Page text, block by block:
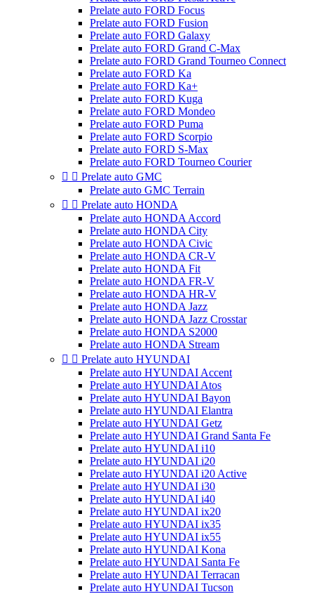
Prelate auto FORD Focus
Prelate auto FORD Fusion
Prelate auto FORD Galaxy
Prelate auto FORD Grand C-Max
Prelate auto FORD Grand Tourneo Connect
Prelate auto FORD Ka
Prelate auto FORD Ka+
Prelate auto FORD Kuga
Prelate auto FORD Mondeo
Prelate auto FORD Puma
Prelate auto FORD Scorpio
Prelate auto FORD S-Max
Prelate auto FORD Tourneo Courier
  Prelate auto GMC
Prelate auto GMC Terrain
  Prelate auto HONDA
Prelate auto HONDA Accord
Prelate auto HONDA City
Prelate auto HONDA Civic
Prelate auto HONDA CR-V
Prelate auto HONDA Fit
Prelate auto HONDA FR-V
Prelate auto HONDA HR-V
Prelate auto HONDA Jazz
Prelate auto HONDA Jazz Crosstar
Prelate auto HONDA S2000
Prelate auto HONDA Stream
  Prelate auto HYUNDAI
Prelate auto HYUNDAI Accent
Prelate auto HYUNDAI Atos
Prelate auto HYUNDAI Bayon
Prelate auto HYUNDAI Elantra
Prelate auto HYUNDAI Getz
Prelate auto HYUNDAI Grand Santa Fe
Prelate auto HYUNDAI i10
Prelate auto HYUNDAI i20
Prelate auto HYUNDAI i20 Active
Prelate auto HYUNDAI i30
Prelate auto HYUNDAI i40
Prelate auto HYUNDAI ix20
Prelate auto HYUNDAI ix35
Prelate auto HYUNDAI ix55
Prelate auto HYUNDAI Kona
Prelate auto HYUNDAI Santa Fe
Prelate auto HYUNDAI Terracan
Prelate auto HYUNDAI Tucson